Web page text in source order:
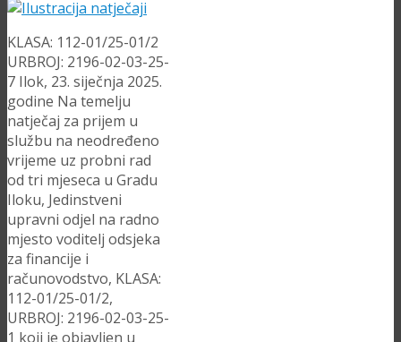
KLASA: 112-01/25-01/2
URBROJ: 2196-02-03-25-
7 Ilok, 23. siječnja 2025.
godine Na temelju
natječaj za prijem u
službu na neodređeno
vrijeme uz probni rad
od tri mjeseca u Gradu
Iloku, Jedinstveni
upravni odjel na radno
mjesto voditelj odsjeka
za financije i
računovodstvo, KLASA:
112-01/25-01/2,
URBROJ: 2196-02-03-25-
1 koji je objavljen u